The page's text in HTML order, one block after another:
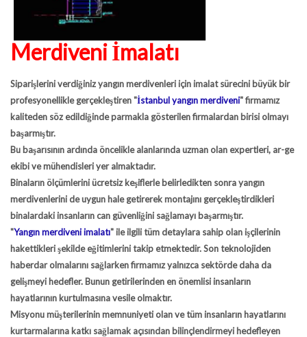
Merdiveni İmalatı
Siparişlerini verdiğiniz yangın merdivenleri için imalat sürecini büyük bir
profesyonellikle gerçekleştiren"İstanbul yangın merdiveni"firmamız
kaliteden söz edildiğinde parmakla gösterilen firmalardan birisi olmayı
başarmıştır.
Bu başarısının ardında öncelikle alanlarında uzman olan expertleri, ar-ge
ekibi ve mühendisleri yer almaktadır.
Binaların ölçümlerini ücretsiz keşiflerle belirledikten sonra yangın
merdivenlerini de uygun hale getirerek montajını gerçekleştirdikleri
binalardaki insanların can güvenliğini sağlamayı başarmıştır.
"Yangın merdiveni imalatı"ile ilgili tüm detaylara sahip olan işçilerinin
hakettikleri şekilde eğitimlerini takip etmektedir. Son teknolojiden
haberdar olmalarını sağlarken firmamız yalnızca sektörde daha da
gelişmeyi hedefler. Bunun getirilerinden en önemlisi insanların
hayatlarının kurtulmasına vesile olmaktır.
Misyonu müşterilerinin memnuniyeti olan ve tüm insanların hayatlarını
kurtarmalarına katkı sağlamak açısından bilinçlendirmeyi hedefleyen